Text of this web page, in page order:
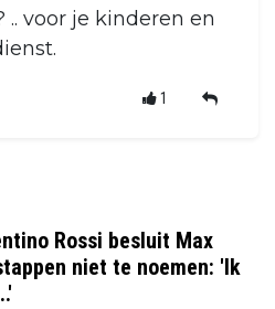
.. voor je kinderen en
1
Rossi besluit Max
niet te noemen: 'Ik